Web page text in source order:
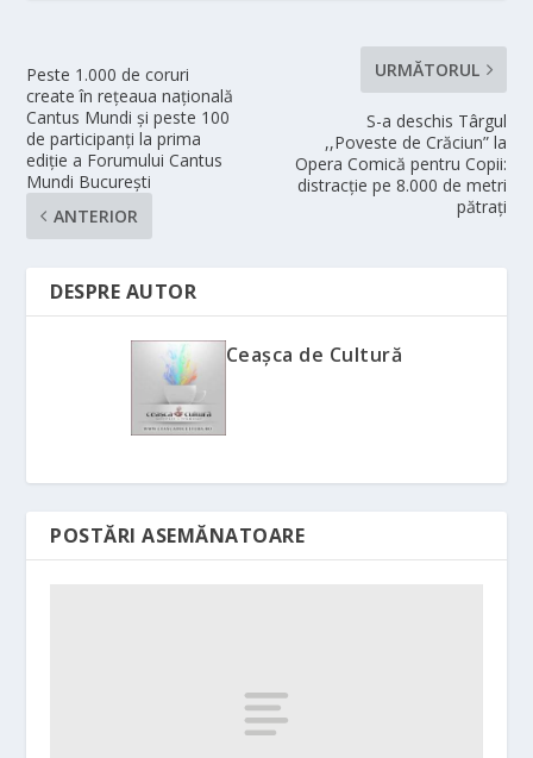
Peste 1.000 de coruri
create în rețeaua națională
Cantus Mundi și peste 100
de participanți la prima
ediție a Forumului Cantus
Mundi București
ANTERIOR
URMĂTORUL
S-a deschis Târgul
,,Poveste de Crăciun” la
Opera Comică pentru Copii:
distracție pe 8.000 de metri
pătrați
DESPRE AUTOR
Ceașca de Cultură
POSTĂRI ASEMĂNATOARE